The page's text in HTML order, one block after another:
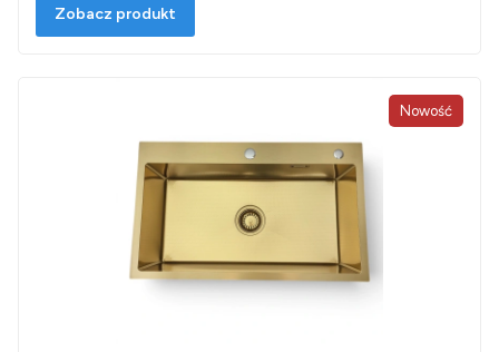
Zobacz produkt
Nowość